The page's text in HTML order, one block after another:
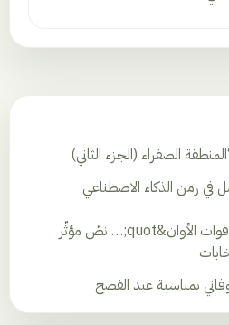
الصفراء (الجزء الثاني)
في زمن الذكاء الاصطناعي
&quot;حكّموا الضمائر قبل فوات الأوان&quot;… نصّ مؤثّر
بمناسبة عيد الفصح